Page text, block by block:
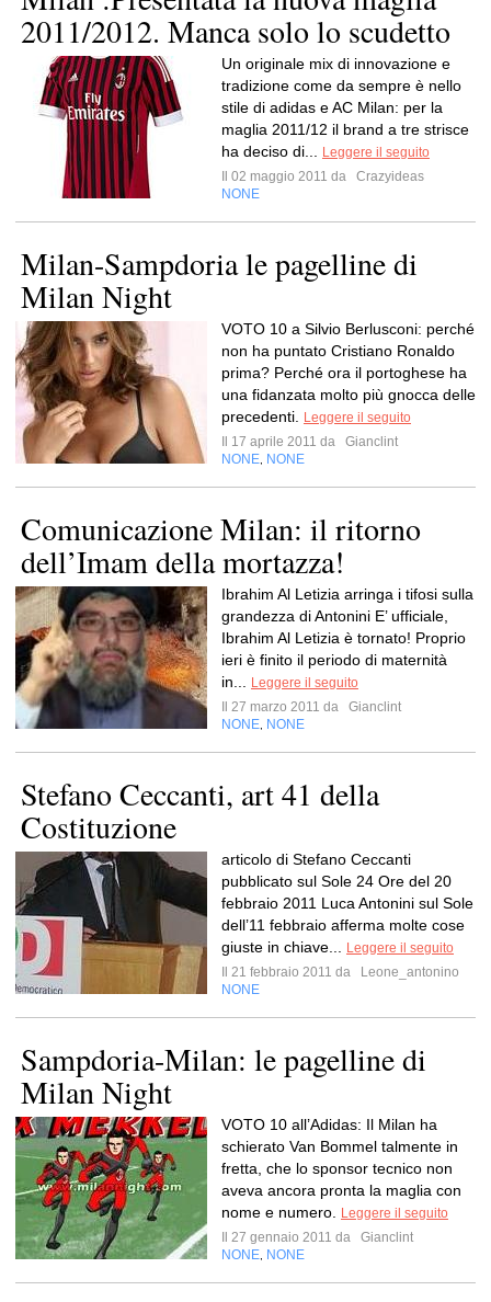
2011/2012. Manca solo lo scudetto
Un originale mix di innovazione e
tradizione come da sempre è nello
stile di adidas e AC Milan: per la
maglia 2011/12 il brand a tre strisce
ha deciso di...
Leggere il seguito
Il 02 maggio 2011 da
Crazyideas
NONE
Milan-Sampdoria le pagelline di
Milan Night
VOTO 10 a Silvio Berlusconi: perché
non ha puntato Cristiano Ronaldo
prima? Perché ora il portoghese ha
una fidanzata molto più gnocca delle
precedenti.
Leggere il seguito
Il 17 aprile 2011 da
Gianclint
NONE NONE
Comunicazione Milan: il ritorno
dell’Imam della mortazza!
Ibrahim Al Letizia arringa i tifosi sulla
grandezza di Antonini E’ ufficiale,
Ibrahim Al Letizia è tornato! Proprio
ieri è finito il periodo di maternità
in...
Leggere il seguito
Il 27 marzo 2011 da
Gianclint
NONE NONE
Stefano Ceccanti, art 41 della
Costituzione
articolo di Stefano Ceccanti
pubblicato sul Sole 24 Ore del 20
febbraio 2011 Luca Antonini sul Sole
dell’11 febbraio afferma molte cose
giuste in chiave...
Leggere il seguito
Il 21 febbraio 2011 da
Leone_antonino
NONE
Sampdoria-Milan: le pagelline di
Milan Night
VOTO 10 all’Adidas: Il Milan ha
schierato Van Bommel talmente in
fretta, che lo sponsor tecnico non
aveva ancora pronta la maglia con
nome e numero.
Leggere il seguito
Il 27 gennaio 2011 da
Gianclint
NONE NONE